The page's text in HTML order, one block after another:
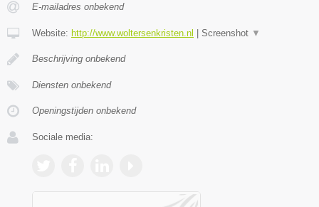
E-mailadres onbekend
Website: http://www.woltersenkristen.nl | Screenshot ▼
Beschrijving onbekend
Diensten onbekend
Openingstijden onbekend
Sociale media: